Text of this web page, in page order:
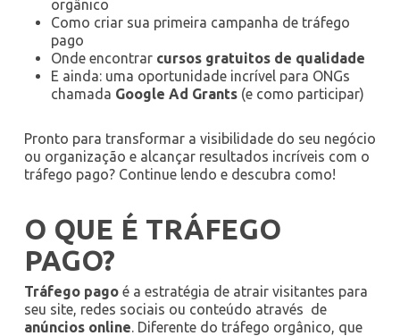
orgânico
Como criar sua primeira campanha de tráfego
pago
Onde encontrar cursos gratuitos de qualidade
E ainda: uma oportunidade incrível para ONGs
chamada Google Ad Grants(e como participar)
Pronto para transformar a visibilidade do seu negócio
ou organização e alcançar resultados incríveis com o
tráfego pago? Continue lendo e descubra como!
O QUE É TRÁFEGO
PAGO?
Tráfego pagoé a estratégia de atrair visitantes para
seu site, redes sociais ou conteúdo através de
anúncios online. Diferente do tráfego orgânico, que